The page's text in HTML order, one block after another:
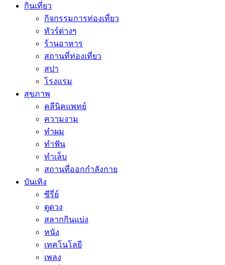
กินเที่ยว
กิจกรรมการท่องเที่ยว
ทัวร์ต่างๆ
ร้านอาหาร
สถานที่ท่องเที่ยว
สปา
โรงแรม
สุขภาพ
คลีนิคแพทย์
ความงาม
ทำผม
ทำฟัน
ทำเล็บ
สถานที่ออกกำลังกาย
บันเทิง
ซีรี่ย์
ดูดวง
สลากกินแบ่ง
หนัง
เทคโนโลยี
เพลง